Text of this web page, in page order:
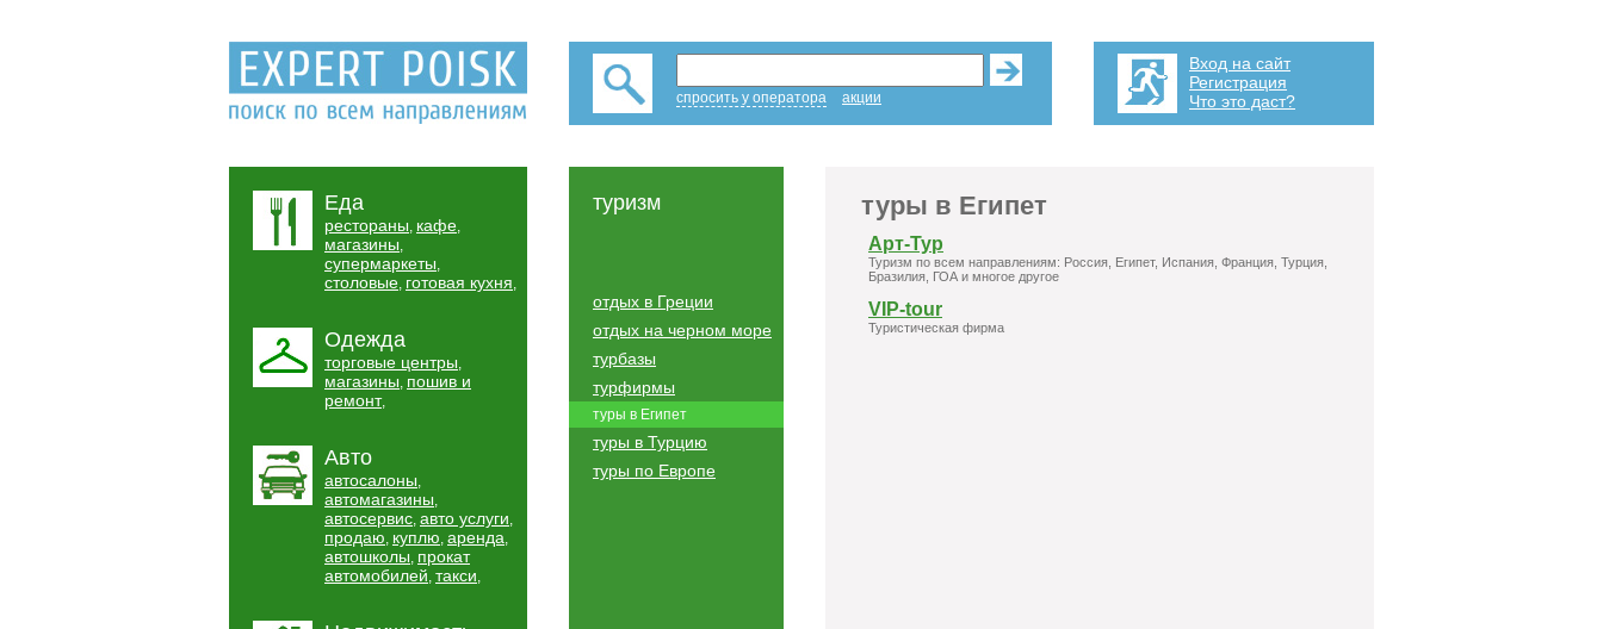
спросить у оператора акции
Вход на сайт
Регистрация
Что это даст?
Еда
рестораны, кафе,
магазины,
супермаркеты,
столовые, готовая кухня,
Одежда
торговые центры,
магазины, пошив и
ремонт,
Авто
автосалоны,
автомагазины,
автосервис, авто услуги,
продаю, куплю, аренда,
автошколы, прокат
автомобилей, такси,
туризм
отдых в Греции
отдых на черном море
турбазы
турфирмы
туры в Египет
туры в Турцию
туры по Европе
туры в Египет
Арт-Тур
Туризм по всем направлениям: Россия, Египет, Испания, Франция, Турция,
Бразилия, ГОА и многое другое
VIP-tour
Туристическая фирма